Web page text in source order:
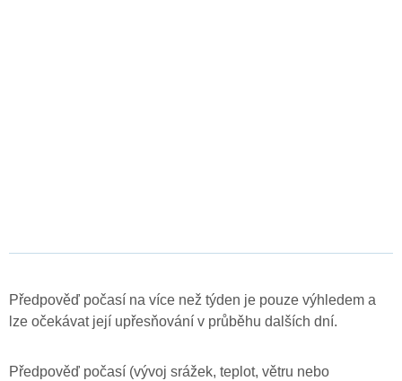
Předpověď počasí na více než týden je pouze výhledem a
lze očekávat její upřesňování v průběhu dalších dní.
Předpověď počasí (vývoj srážek, teplot, větru nebo